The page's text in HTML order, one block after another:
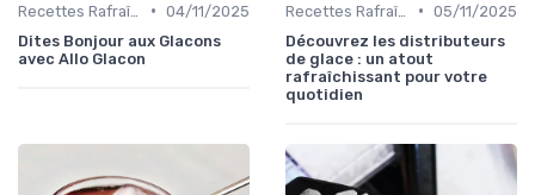
• 04/11/2025
Dites Bonjour aux Glacons
avec Allo Glacon
• 05/11/2025
Découvrez les distributeurs
de glace : un atout
rafraîchissant pour votre
quotidien